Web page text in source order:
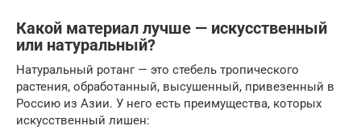
Какой материал лучше — искусственный
или натуральный?
Натуральный ротанг — это стебель тропического
растения, обработанный, высушенный, привезенный в
Россию из Азии. У него есть преимущества, которых
искусственный лишен: